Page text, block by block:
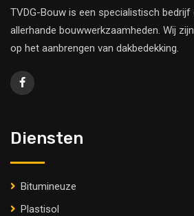
TVDG-Bouw is een specialistisch bedrijf
allerhande bouwwerkzaamheden. Wij
op het aanbrengen van dakbedekking.
Diensten
Bitumineuze
Plastisol